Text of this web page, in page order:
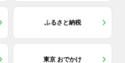
ふるさと納税
東京 おでかけ